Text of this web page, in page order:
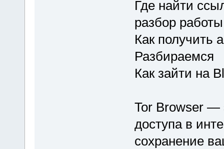
Где найти
разбор работы
Как получить
Разбираемся
Как зайти на
Tor Browser —
доступа в
сохранение